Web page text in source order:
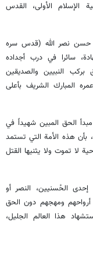
الإسلام الأولى، القدس
حسن نصر الله (قدس سره
سائرا في درب أجداده
بركب النبيين والصديقين
المبارك الشريف بأعلى
الحق المبين شهيداً في
بأن هذه الأمة التي تستمد
لا تموت ولا يثنيها القتل
الحُسنيين، النصر أو
أرواحهم ومهجهم دون الحق
هذا العالم الجليل،